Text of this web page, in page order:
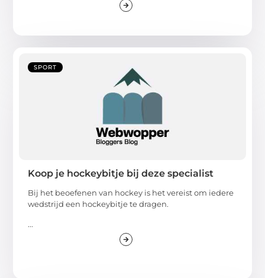
SPORT
Koop je hockeybitje bij deze specialist
Bij het beoefenen van hockey is het vereist om iedere
wedstrijd een hockeybitje te dragen.
...